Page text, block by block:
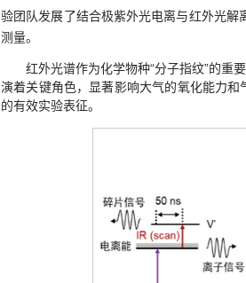
验团队发展了结合极紫外光电离与红外光
测量。
红外光谱作为化学物种“分子指纹”的重
演着关键角色，显著影响大气的氧化能力
的有效实验表征。